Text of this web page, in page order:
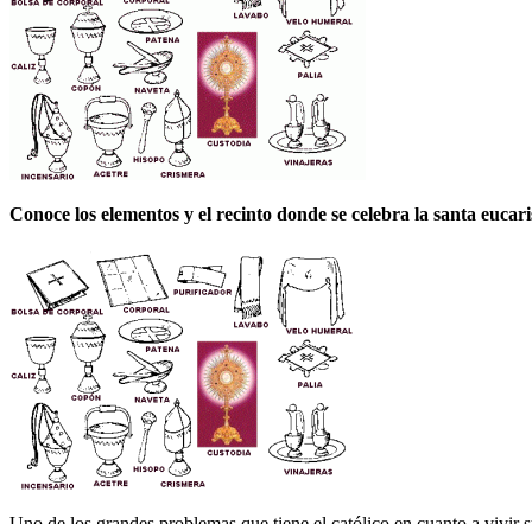
Conoce los elementos y el recinto donde se celebra la santa